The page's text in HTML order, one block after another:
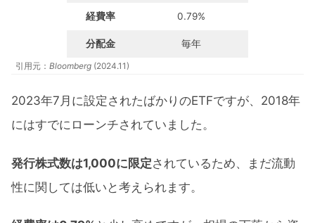
経費率 0.79%
分配金 毎年
引用元： Bloomberg (2024.11)
2023年7月に設定されたばかりのETFですが、2018年
にはすでにローンチされていました。
発行株式数は1,000に限定されているため、まだ流動
性に関しては低いと考えられます。